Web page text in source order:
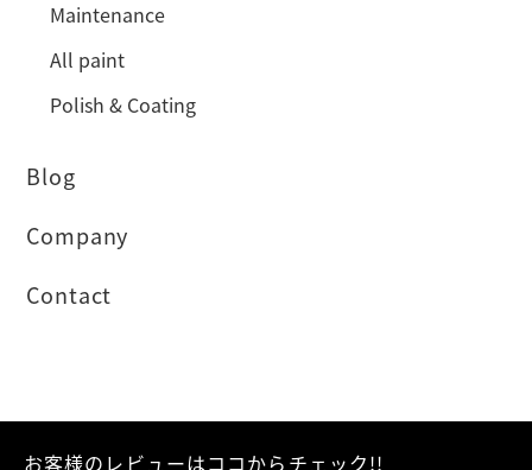
Maintenance
All paint
Polish & Coating
Blog
Company
Contact
お客様のレビューはココからチェック!!